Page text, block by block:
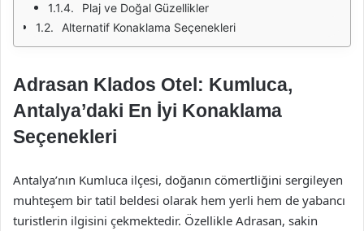
Plaj ve Doğal Güzellikler
Alternatif Konaklama Seçenekleri
Adrasan Klados Otel: Kumluca,
Antalya’daki En İyi Konaklama
Seçenekleri
Antalya’nın Kumluca ilçesi, doğanın cömertliğini sergileyen
muhteşem bir tatil beldesi olarak hem yerli hem de yabancı
turistlerin ilgisini çekmektedir. Özellikle Adrasan, sakin